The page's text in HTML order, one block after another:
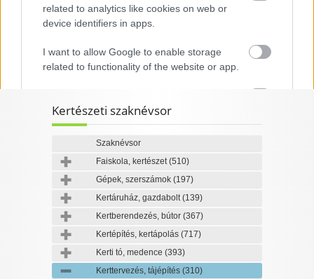
related to analytics like cookies on web or
device identifiers in apps.
I want to allow Google to enable storage
related to functionality of the website or app.
related to personalization.
I want to allow Google to enable storage
functionality and fraud prevention, and other
user protection.
CONFIRM
Data Deletion Data Access
Kertészeti szaknévsor
Szaknévsor
Faiskola, kertészet(510)
Gépek, szerszámok (197)
Kertáruház, gazdabolt(139)
Kertberendezés, bútor (367)
Kertépítés, kertápolás (717)
Kerti tó, medence (393)
Kerttervezés, tájépítés (310)